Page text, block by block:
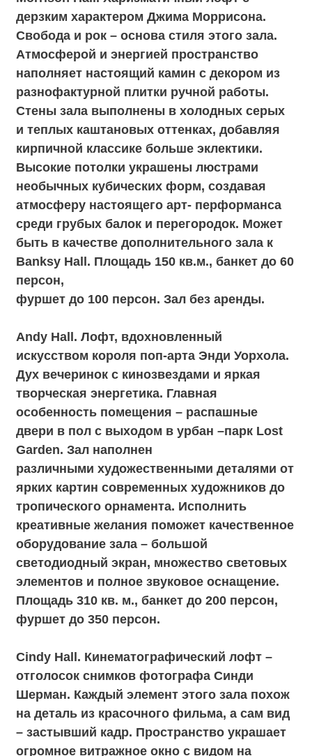
использовать как самостоятельно, так и в
качестве фуршетной или lounge – зоны для
Long Hall. Зал соприкасается с зоной
ресепшен, которую также можно
задействовать для мероприятия. У Лофта
есть выход летнюю веранду, парковую зону
и в атриум-бар. Площадь 180 кв.м.,
банкет до 50 персон, фуршет до 100 персон.
Mondrian Hall. Лофт, пропитанный духом
абстракционизма. Это независимое
пространство. В котором можно найти
уединение среди всего особняка
колоссального масштаба. На создание
этого зала вдохновил художник –
интеллектуал Пит Мондриан. Его
работа – парадоксальная смесь
горизонтальных и вертикальных линий,
которые расположены по всему
стенам жемчужных оттенков и огромным
окнам зал всегда наполнен красивым
естественным светом.
Настоящим же украшением пространства
стал глянцевый пол, напоминающий
красочную палитру художника. В лофте
которых ведет на веранду заднего двора.
Площадь 150 кв. м., банкет до 60 персон,
фуршет до 80 персон. Зал без аренды.
Lost Garden. Ландшафтный дизайн Lost
парковый, банзай, пейзажный. Сотни
различных растений, молодые деревья, две
тысячи цветов составляют натуральную
панораму парка. Среди зелени сквера Lost
Garden спрятаны вековые статуи с
островов Пасхи и Явы, подсвеченные
витражи и неоновые вывески. Площадь
Адрес: 2ой Кожуховский пр., 29к6